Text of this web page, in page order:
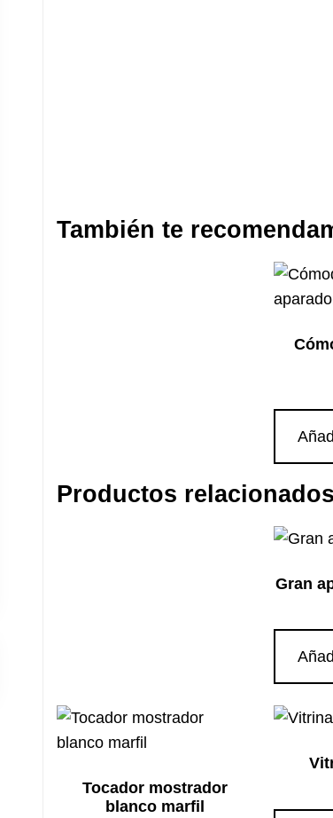
También te
Productos relacionados
Gran
Tocador mostrador
blanco marfil